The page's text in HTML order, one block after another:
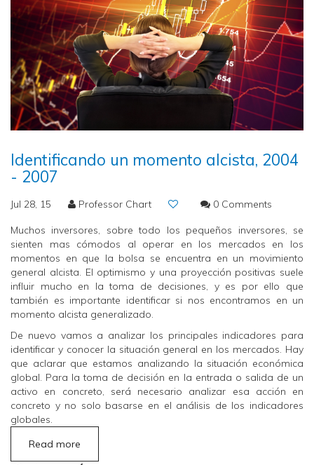
Identificando un momento alcista, 2004
- 2007
Jul 28, 15 Professor Chart 0 Comments
Muchos inversores, sobre todo los pequeños inversores, se
sienten mas cómodos al operar en los mercados en los
momentos en que la bolsa se encuentra en un movimiento
general alcista. El optimismo y una proyección positivas suele
influir mucho en la toma de decisiones, y es por ello que
también es importante identificar si nos encontramos en un
momento alcista generalizado.
De nuevo vamos a analizar los principales indicadores para
identificar y conocer la situación general en los mercados. Hay
que aclarar que estamos analizando la situación económica
global. Para la toma de decisión en la entrada o salida de un
activo en concreto, será necesario analizar esa acción en
concreto y no solo basarse en el análisis de los indicadores
globales.
Read more